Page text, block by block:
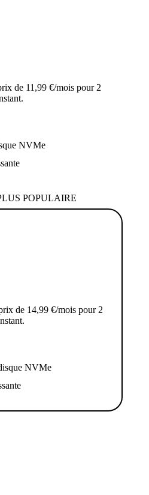
de 11,99 €/mois pour 2
NVMe
POPULAIRE
de 14,99 €/mois pour 2
NVMe